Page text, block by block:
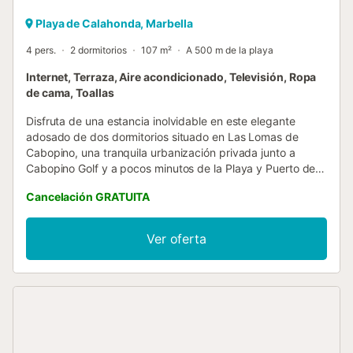
Playa de Calahonda, Marbella
4 pers. 2 dormitorios 107 m² A 500 m de la playa
Internet, Terraza, Aire acondicionado, Televisión, Ropa
de cama, Toallas
Disfruta de una estancia inolvidable en este elegante
adosado de dos dormitorios situado en Las Lomas de
Cabopino, una tranquila urbanización privada junto a
Cabopino Golf y a pocos minutos de la Playa y Puerto de
La vivienda se distribuye en tres plantas y ha sido
diseñada para ofrecer comodidad y amplitud. Al acceder a
la propiedad, encontrarás un agradable patio privado con
orientación sureste, equipado con dos tumbonas, un
espacio perfecto para disfrutar del sol desde primera hora
Cancelación GRATUITA
Ver oferta